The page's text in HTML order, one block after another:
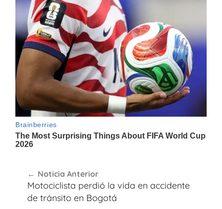
de
entradas
Noticia Anterior
Motociclista perdió la vida en accidente
de tránsito en Bogotá